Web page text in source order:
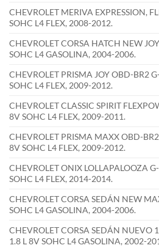
CHEVROLET MERIVA EXPRESSION,
SOHC L4 FLEX, 2008-2012.
CHEVROLET CORSA HATCH NEW
SOHC L4 GASOLINA, 2004-2006.
CHEVROLET PRISMA JOY OBD-BR2
SOHC L4 FLEX, 2009-2012.
CHEVROLET CLASSIC SPIRIT
8V SOHC L4 FLEX, 2009-2011.
CHEVROLET PRISMA MAXX OBD-
8V SOHC L4 FLEX, 2009-2012.
CHEVROLET ONIX LOLLAPALOOZA
SOHC L4 FLEX, 2014-2014.
CHEVROLET CORSA SEDÁN NEW
SOHC L4 GASOLINA, 2004-2006.
CHEVROLET CORSA SEDÁN NUEVO
1.8 L 8V SOHC L4 GASOLINA, 2002-